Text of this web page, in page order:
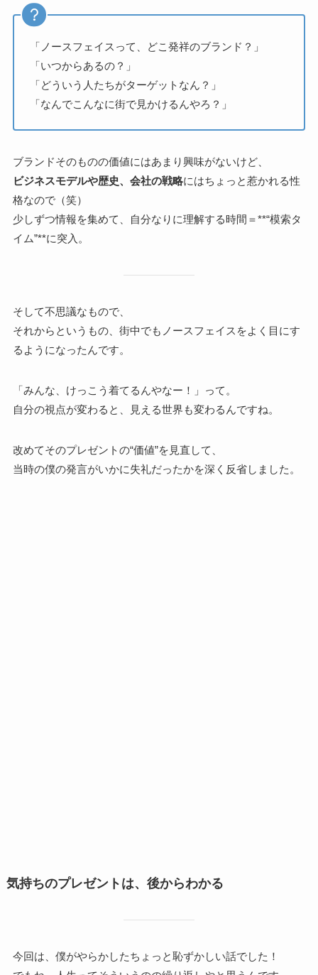
「ノースフェイスって、どこ発祥のブランド？」
「いつからあるの？」
「どういう人たちがターゲットなん？」
「なんでこんなに街で見かけるんやろ？」
ブランドそのものの価値にはあまり興味がないけど、
ビジネスモデルや歴史、会社の戦略にはちょっと惹かれる性
格なので（笑）
少しずつ情報を集めて、自分なりに理解する時間＝**“模索タ
イム”**に突入。
そして不思議なもので、
それからというもの、街中でもノースフェイスをよく目にす
るようになったんです。
「みんな、けっこう着てるんやなー！」って。
自分の視点が変わると、見える世界も変わるんですね。
改めてそのプレゼントの“価値”を見直して、
当時の僕の発言がいかに失礼だったかを深く反省しました。
気持ちのプレゼントは、後からわかる
今回は、僕がやらかしたちょっと恥ずかしい話でした！